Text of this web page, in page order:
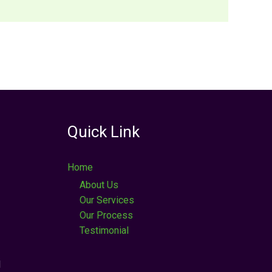
Quick Link
Home
About Us
Our Services
Our Process
Testimonial